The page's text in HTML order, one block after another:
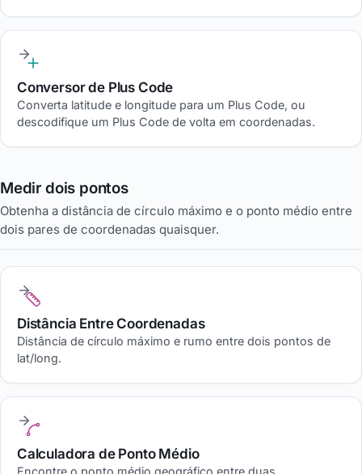
Conversor de Plus Code
Converta latitude e longitude para um Plus Code, ou
descodifique um Plus Code de volta em coordenadas.
Medir dois pontos
Obtenha a distância de círculo máximo e o ponto médio entre
dois pares de coordenadas quaisquer.
Distância Entre Coordenadas
Distância de círculo máximo e rumo entre dois pontos de
lat/long.
Calculadora de Ponto Médio